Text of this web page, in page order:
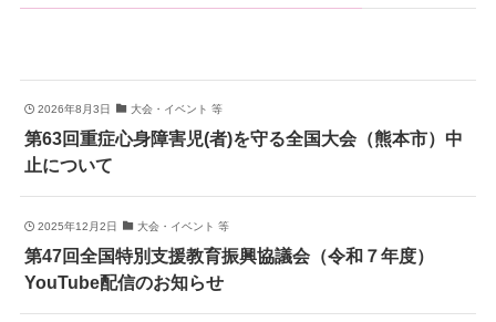
2026年8月3日 大会・イベント 等
第63回重症心身障害児(者)を守る全国大会（熊本市）中
止について
2025年12月2日 大会・イベント 等
第47回全国特別支援教育振興協議会（令和７年度）
YouTube配信のお知らせ